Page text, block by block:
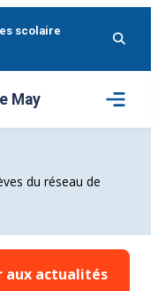
scolaire
May
Ouvrir
le
menu
du réseau de
aux actualités